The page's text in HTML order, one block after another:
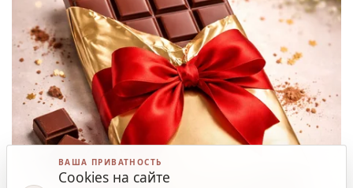
ВАША ПРИВАТНОСТЬ
Cookies на сайте